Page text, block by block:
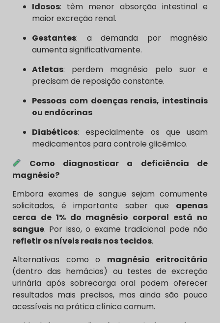
Idosos: têm menor absorção intestinal e
maior excreção renal.
Gestantes: a demanda por magnésio
aumenta significativamente.
Atletas: perdem magnésio pelo suor e
precisam de reposição constante.
Pessoas com doenças renais, intestinais
ou endócrinas
Diabéticos: especialmente os que usam
medicamentos para controle glicêmico.
Como diagnosticar a deficiência de
magnésio?
Embora exames de sangue sejam comumente
solicitados, é importante saber que apenas
cerca de 1% do magnésio corporal está no
sangue. Por isso, o exame tradicional pode não
refletir os níveis reais nos tecidos.
Alternativas como o magnésio eritrocitário
(dentro das hemácias) ou testes de excreção
urinária após sobrecarga oral podem oferecer
resultados mais precisos, mas ainda são pouco
acessíveis na prática clínica comum.